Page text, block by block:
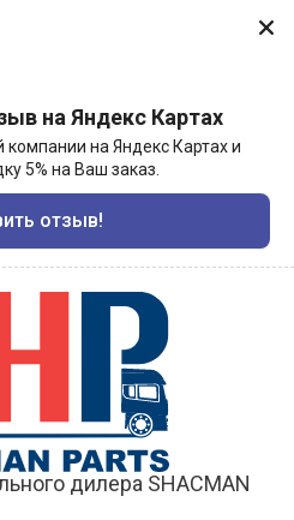
на Яндекс Картах
на Яндекс Картах и
5% на Ваш заказ.
отзыв!
дилера SHACMAN